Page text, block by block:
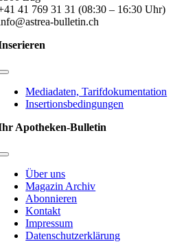
41 769 31 31 (08:30 – 16:30 Uhr)
bulletin.ch
Toggle
NavigationMediadaten, Tarifdokumentation
Insertionsbedingungen
Apotheken-Bulletin
Toggle
NavigationÜber uns
Magazin Archiv
Abonnieren
Kontakt
Impressum
Datenschutzerklärung